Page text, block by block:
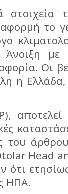
στοιχεία
το
Άνοιξη
Οι
η
του
Head
ότι
ΗΠΑ.